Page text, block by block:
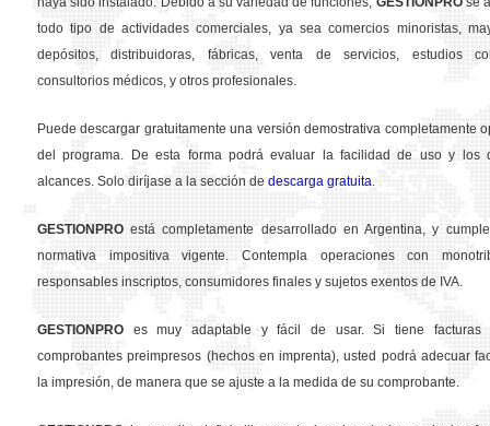
todo tipo de actividades comerciales, ya sea comercios minoristas,
depósitos, distribuidoras, fábricas, venta de servicios, estudios
consultorios médicos, y otros profesionales.
Puede descargar gratuitamente una versión demostrativa completamente
del programa. De esta forma podrá evaluar la facilidad de uso y los
alcances. Solo diríjase a la sección de descarga gratuita.
GESTION PRO está completamente desarrollado en Argentina, y
normativa impositiva vigente. Contempla operaciones con
responsables inscriptos, consumidores finales y sujetos exentos de IVA.
GESTION PRO es muy adaptable y fácil de usar. Si tiene facturas
comprobantes preimpresos (hechos en imprenta), usted podrá adecuar
la impresión, de manera que se ajuste a la medida de su comprobante.